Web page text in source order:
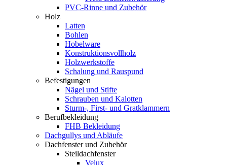
PVC-Rinne und Zubehör
Holz
Latten
Bohlen
Hobelware
Konstruktionsvollholz
Holzwerkstoffe
Schalung und Rauspund
Befestigungen
Nägel und Stifte
Schrauben und Kalotten
Sturm-, First- und Gratklammern
Berufbekleidung
FHB Bekleidung
Dachgullys und Abläufe
Dachfenster und Zubehör
Steildachfenster
Velux